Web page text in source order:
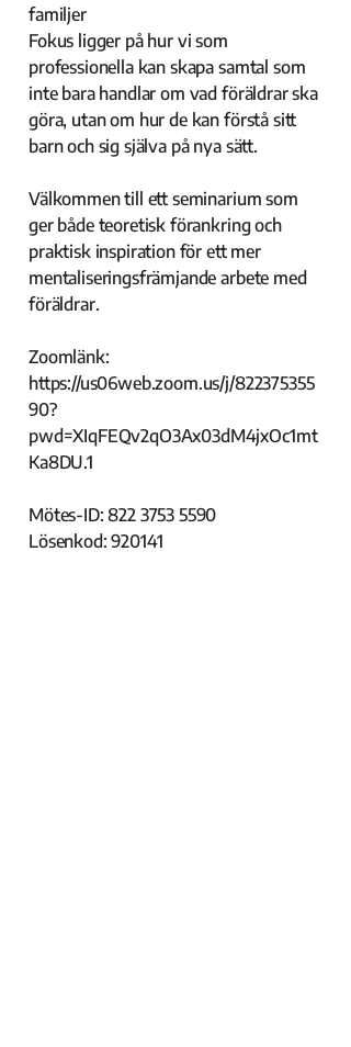
familjer
Fokus ligger på hur vi som
professionella kan skapa samtal som
inte bara handlar om vad föräldrar ska
göra, utan om hur de kan förstå sitt
barn och sig själva på nya sätt.
Välkommen till ett seminarium som
ger både teoretisk förankring och
praktisk inspiration för ett mer
mentaliseringsfrämjande arbete med
föräldrar.
Zoomlänk:
https://us06web.zoom.us/j/822375355
90?
pwd=XIqFEQv2qO3Ax03dM4jxOc1mt
Ka8DU.1
Mötes-ID:822 3753 5590
Lösenkod: 920141